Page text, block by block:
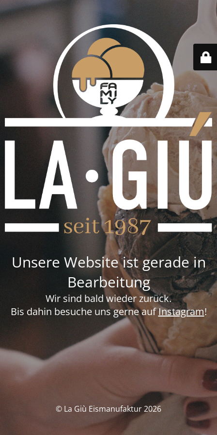
Unsere Website ist gerade in
Bearbeitung
Wir sind bald wieder zurück.
Bis dahin besuche uns gerne aufInstagram!
© La Giù Eismanufaktur 2026